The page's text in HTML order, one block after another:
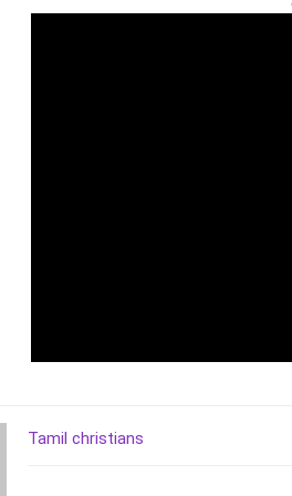
Tamil christians